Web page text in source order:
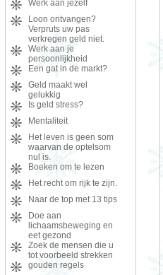
Werk aan jezelf
Loon ontvangen?
Verpruts uw pas
verkregen geld niet.
Werk aan je
persoonlijkheid
Een gat in de markt?
Geld maakt wel
gelukkig
Is geld stress?
Mentaliteit
Het leven is geen som
waarvan de optelsom
nul is.
Boeken om te lezen
Het recht om rijk te zijn.
Naar de top met 13 tips
Doe aan
lichaamsbeweging en
eet gezond
Zoek de mensen die u
tot voorbeeld strekken
gouden regels